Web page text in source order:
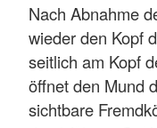
Nach Abnahme
wieder den Kopf
seitlich am Kopf
öffnet den Mund
sichtbare